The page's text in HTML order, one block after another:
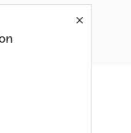
unike